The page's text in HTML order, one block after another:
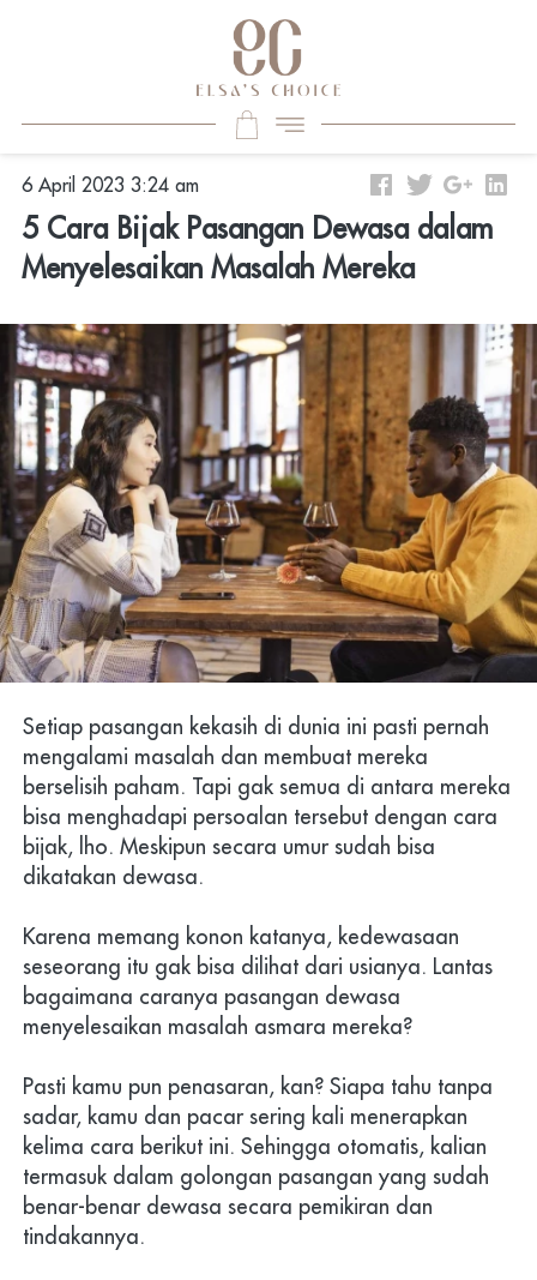
6 April 2023 3:24 am
5 Cara Bijak Pasangan Dewasa dalam
Menyelesaikan Masalah Mereka
Setiap pasangan kekasih di dunia ini pasti pernah
mengalami masalah dan membuat mereka
berselisih paham. Tapi gak semua di antara mereka
bisa menghadapi persoalan tersebut dengan cara
bijak, lho. Meskipun secara umur sudah bisa
dikatakan dewasa.
Karena memang konon katanya, kedewasaan
seseorang itu gak bisa dilihat dari usianya. Lantas
bagaimana caranya pasangan dewasa
menyelesaikan masalah asmara mereka?
Pasti kamu pun penasaran, kan? Siapa tahu tanpa
sadar, kamu dan pacar sering kali menerapkan
kelima cara berikut ini. Sehingga otomatis, kalian
termasuk dalam golongan pasangan yang sudah
benar-benar dewasa secara pemikiran dan
tindakannya.